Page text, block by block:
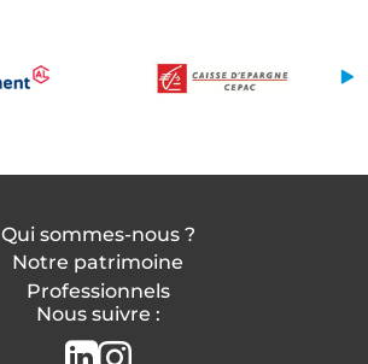
Qui sommes-nous ?
Notre patrimoine
Professionnels
Nous suivre :